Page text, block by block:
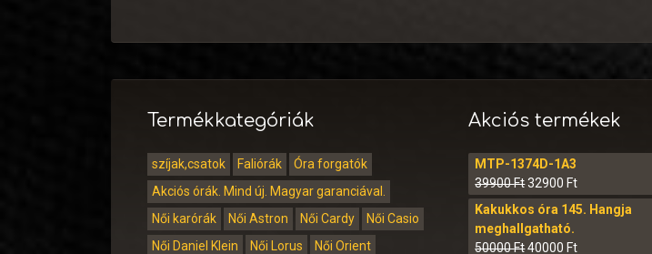
Termékkategóriák
szíjak,csatok Faliórák
Óra forgatók
Akciós órák. Mind új. Magyar garanciával.
Női karórák
Női Astron Női Cardy
Női Casio
Női Daniel Klein
Női Lorus
Női Orient
Akciós termékek
MTP-1374D-1A3
39900Ft32900 Ft
Kakukkos óra 145. Hangja
meghallgatható.
50000Ft40000 Ft